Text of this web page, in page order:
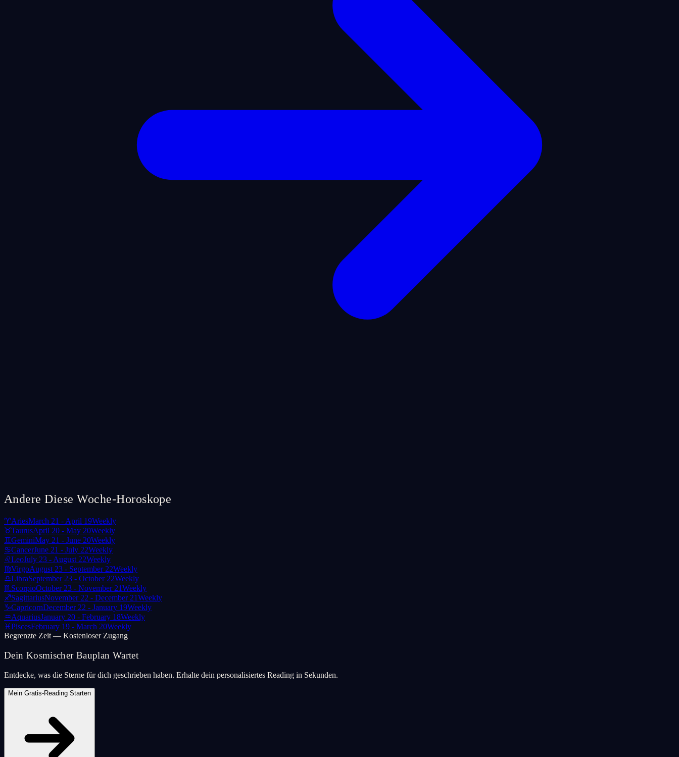
Andere Diese Woche-Horoskope
♈AriesMarch 21 - April 19Weekly
♉TaurusApril 20 - May 20Weekly
♊GeminiMay 21 - June 20Weekly
♋CancerJune 21 - July 22Weekly
♌LeoJuly 23 - August 22Weekly
♍VirgoAugust 23 - September 22Weekly
♎LibraSeptember 23 - October 22Weekly
♏ ScorpioOctober 23 - November 21Weekly
♐SagittariusNovember 22 - December 21Weekly
♑CapricornDecember 22 - January 19Weekly
♒AquariusJanuary 20 - February 18Weekly
♓PiscesFebruary 19 - March 20Weekly
Begrenzte Zeit — Kostenloser Zugang
Dein Kosmischer Bauplan Wartet
Entdecke, was die Sterne für dich geschrieben haben. Erhalte dein personalisiertes Reading in Sekunden.
Mein Gratis-Reading Starten